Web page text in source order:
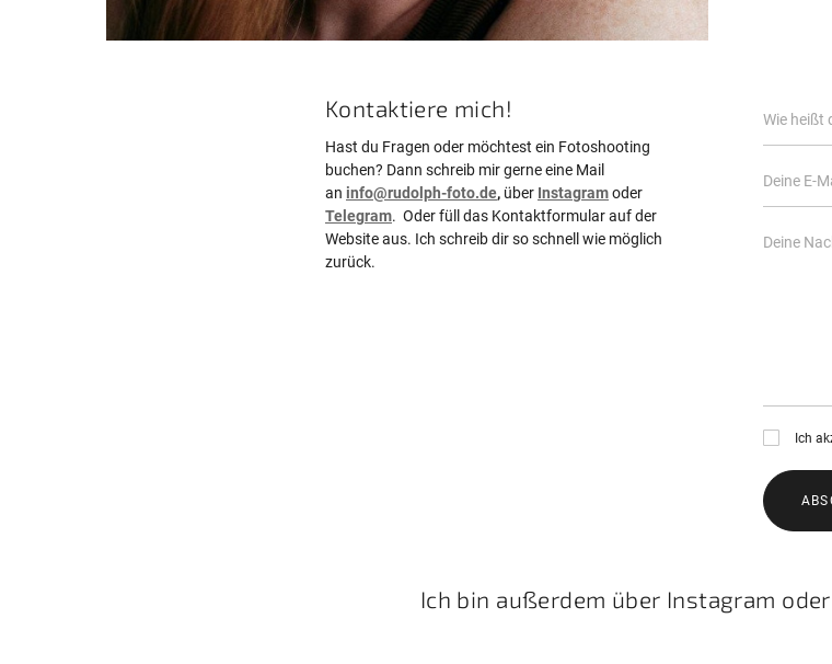
Kontaktiere mich!
Hast du Fragen oder möchtest ein Fotoshooting
buchen? Dann schreib mir gerne eine Mail
an info@rudolph-foto.de, über Instagramoder
Telegram. Oder füll das Kontaktformular auf der
Website aus. Ich schreib dir so schnell wie möglich
zurück.
Ich
Ich bin außerdem über Instagram